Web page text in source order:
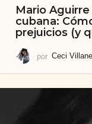
Mario
cubana:
prejuicios (y
por Ceci